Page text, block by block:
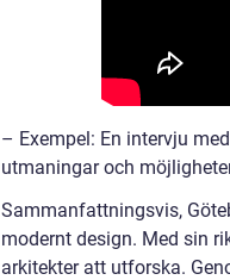
– Exempel: En intervju
utmaningar och
Sammanfattningsvis,
modernt design. Med sin
arkitekter att utforska.